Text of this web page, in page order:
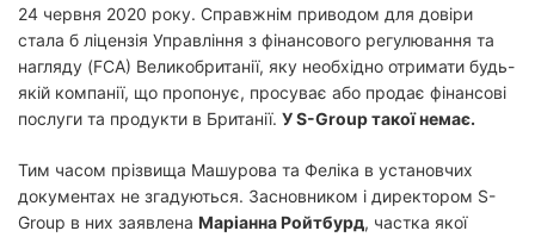
24 червня 2020 року. Справжнім приводом для довіри
стала б ліцензія Управління з фінансового регулювання та
нагляду (FCA) Великобританії, яку необхідно отримати будь-
якій компанії, що пропонує, просуває або продає фінансові
послуги та продукти в Британії. У S-Group такоїнемає.
Тим часом прізвища Машурова та Феліка в установчих
документах не згадуються. Засновником і директором S-
Group в них заявлена ​​ Маріанна Ройтбурд, частка якої